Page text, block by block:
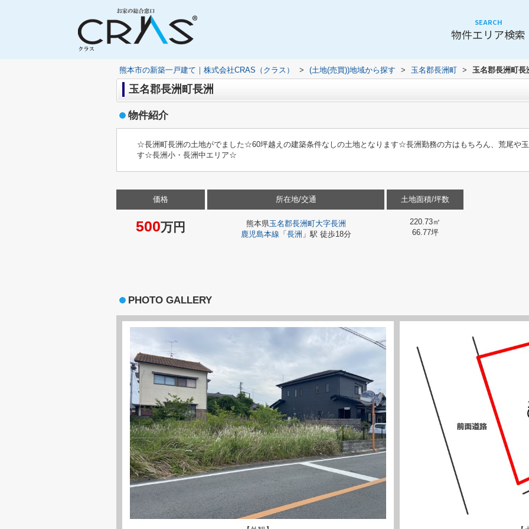
SEARCH
物件エリア検索
熊本市の新築一戸建て｜株式会社CRAS（クラス） > (土地(売買))地域から探す > 玉名郡長洲町 > 玉名郡長洲町長
玉名郡長洲町長洲
物件紹介
☆長洲町長洲の土地がでました☆60坪越えの建築条件なしの土地となります☆長洲勤務の方はもちろん、荒尾や
す☆長洲小・長洲中エリア☆
価格
500万円
所在地/交通
熊本県玉名郡長洲町大字長洲
鹿児島本線 「 長洲 」駅 徒歩18分
土地面積/坪数
220.73㎡
66.77坪
PHOTO GALLERY